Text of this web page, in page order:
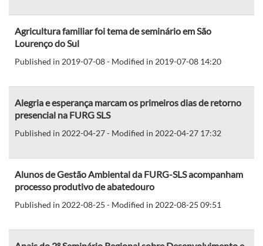
Agricultura familiar foi tema de seminário em São
Lourenço do Sul
Published in 2019-07-08 - Modified in 2019-07-08 14:20
Alegria e esperança marcam os primeiros dias de retorno
presencial na FURG SLS
Published in 2022-04-27 - Modified in 2022-04-27 17:32
Alunos de Gestão Ambiental da FURG-SLS acompanham
processo produtivo de abatedouro
Published in 2022-08-25 - Modified in 2022-08-25 09:51